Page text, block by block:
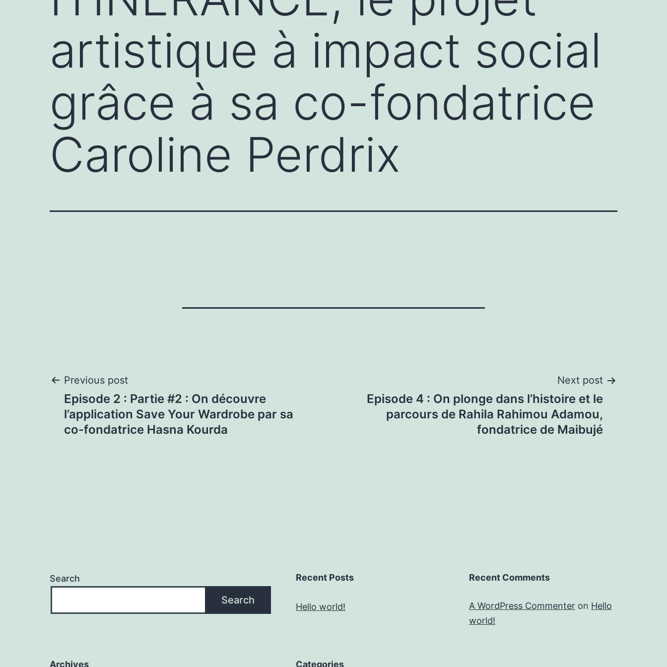
artistique à impact social
grâce à sa co-fondatrice
Caroline Perdrix
Post
navigation
Previous post
Episode 2 : Partie #2 : On découvre
l’application Save Your Wardrobe par sa
co-fondatrice Hasna Kourda
Next post
Episode 4 : On plonge dans l’histoire et le
parcours de Rahila Rahimou Adamou,
fondatrice de Maibujé
Search
Search
Recent Posts
Hello world!
Recent Comments
A WordPress Commenter on Hello
world!
Archives Categories